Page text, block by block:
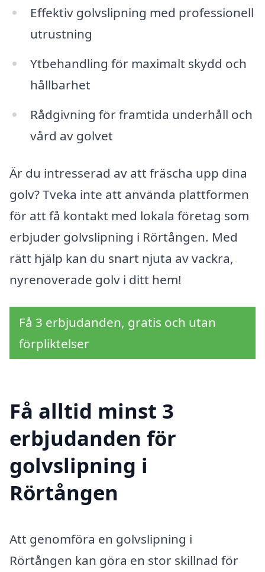
Effektiv golvslipning med professionell
utrustning
Ytbehandling för maximalt skydd och
hållbarhet
Rådgivning för framtida underhåll och
vård av golvet
Är du intresserad av att fräscha upp dina
golv? Tveka inte att använda plattformen
för att få kontakt med lokala företag som
erbjuder golvslipning i Rörtången. Med
rätt hjälp kan du snart njuta av vackra,
nyrenoverade golv i ditt hem!
Få 3 erbjudanden, gratis och utan
förpliktelser
Få alltid minst 3
erbjudanden för
golvslipning i
Rörtången
Att genomföra en golvslipning i
Rörtången kan göra en stor skillnad för